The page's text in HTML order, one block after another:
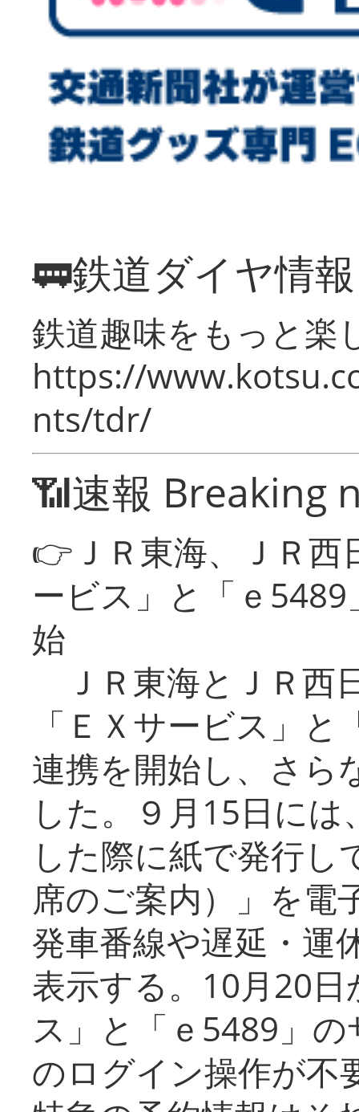
🚃鉄道ダイヤ情
鉄道趣味をもっと楽
https://
nts/tdr/
📶速報 Breaking
👉ＪＲ東海、ＪＲ
ービス」と「ｅ
始
ＪＲ東海とＪＲ西
「ＥＸサービス」
連携を開始し、さら
した。９月15日に
した際に紙で発行し
席のご案内）」を電
発車番線や遅延・運
表示する。10月20
ス」と「ｅ5489」
のログイン操作が不